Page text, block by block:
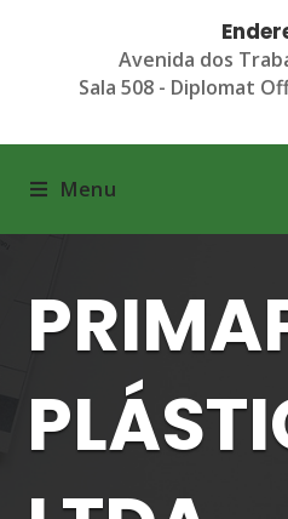
Avenida dos
Sala 508 - Diplomat
Menu